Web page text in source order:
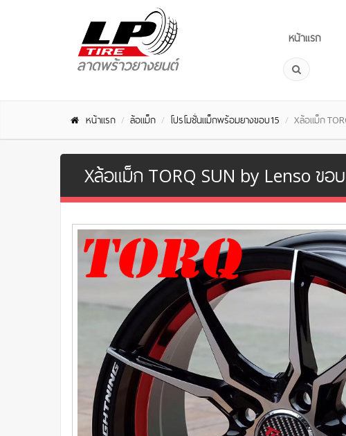
หน้าแรก
หน้าแรก ล้อแม็ก โปรโมชั่นแม็กพร้อมยางขอบ15 Xล้อแม็ก
Xล้อแม็ก TORQ SUN by Lenso ขอ